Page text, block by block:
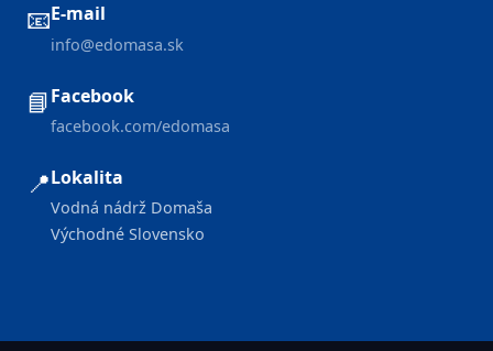
📧E-mail
info@edomasa.sk
📘Facebook
facebook.com/edomasa
📍Lokalita
Vodná nádrž Domaša
Východné Slovensko